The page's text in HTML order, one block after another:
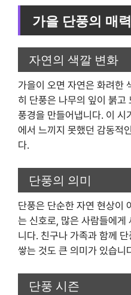
가을 단풍의 매력
자연의 색깔 변화
가을이 오면 자연은 화려한
히 단풍은 나무의 잎이 붉고
풍경을 만들어냅니다. 이 시
에서 느끼지 못했던 감동적
다.
단풍의 의미
단풍은 단순한 자연 현상이
는 신호로, 많은 사람들에게
니다. 친구나 가족과 함께
쌓는 것도 큰 의미가 있습니
단풍 시즌